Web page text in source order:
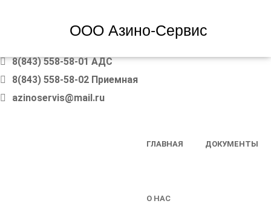
ООО Азино-Сервис
8(843) 558-58-01 АДС
8(843) 558-58-02 Приемная
azinoservis@mail.ru
SKIP TO CONTENT
ГЛАВНАЯ ДОКУМЕНТЫ
О НАС